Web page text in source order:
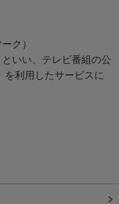
ク）
といい、テレビ番組の公
を利用したサービスに